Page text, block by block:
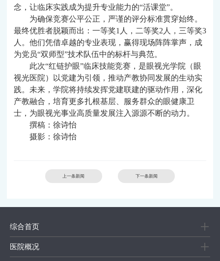
念，让临床实践成为提升专业能力的“活课堂”。
为确保竞赛公平公正，严谨的评分标准贯穿始终。
最终优胜者脱颖而出：一等奖1人，二等奖2人，三等奖3
人。他们凭借卓越的专业表现，赢得现场阵阵掌声，成
为党员“双师型”技术队伍中的标杆与典范。
此次“红链护眼”临床技能竞赛，是眼视光学院（眼
视光医院）以党建为引领，推动产教协同发展的生动实
践。未来，学院将持续发挥党建联建的驱动作用，深化
产教融合，培育更多扎根基层、服务群众的眼健康卫
士，为眼视光事业高质量发展注入源源不断的动力。
撰稿：徐诗怡
摄影：徐诗怡
上一条新闻 下一条新闻
综合首页
医院概况